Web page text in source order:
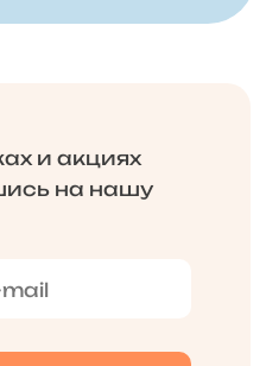
и акциях
на нашу